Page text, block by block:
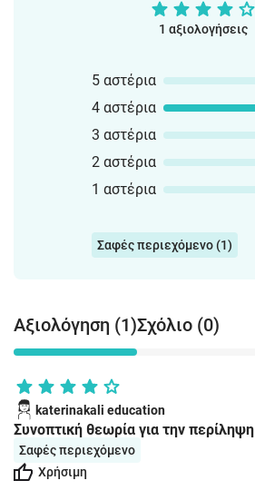
1 αξιολογήσεις
5 αστέρια
4 αστέρια
3 αστέρια
2 αστέρια
1 αστέρια
Σαφές περιεχόμενο (1)
Αξιολόγηση (1)Σχόλιο (0)
katerinakali education
Συνοπτική θεωρία για την περίληψη
Σαφές περιεχόμενο
Χρήσιμη